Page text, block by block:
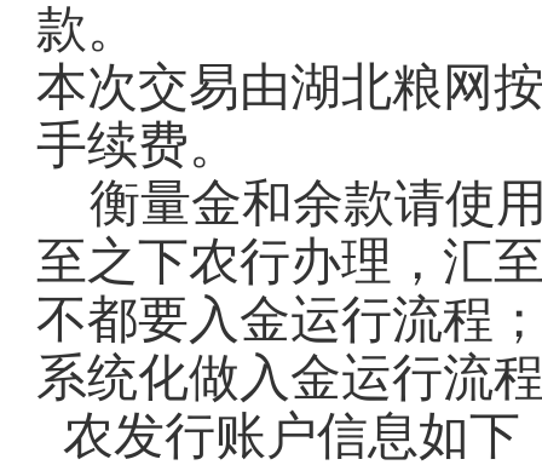
款。
本次交易由湖北粮网
手续费。
衡量金和余款请使
至之下农行办理，汇
不都要入金运行流程
系统化做入金运行流
农发行账户信息如下